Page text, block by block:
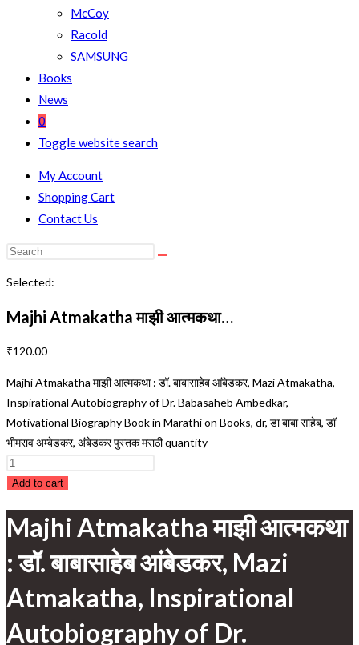
McCoy
Racold
SAMSUNG
Books
News
0
Toggle website search
My Account
Shopping Cart
Contact Us
Selected:
Majhi Atmakatha माझी आत्मकथा…
₹120.00
Majhi Atmakatha माझी आत्मकथा : डॉ. बाबासाहेब आंबेडकर, Mazi Atmakatha,
Inspirational Autobiography of Dr. Babasaheb Ambedkar,
Motivational Biography Book in Marathi on Books, dr, डा बाबा साहेब, डॉ
भीमराव अम्बेडकर, अंबेडकर पुस्तक मराठी quantity
Add to cart
Majhi Atmakatha माझी आत्मकथा
: डॉ. बाबासाहेब आंबेडकर, Mazi
Atmakatha, Inspirational
Autobiography of Dr.